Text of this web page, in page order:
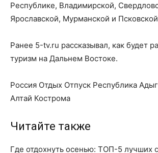
Республике, Владимирской,
Ярославской, Мурманской и
Ранее 5-tv.ru рассказывал, как будет
туризм на Дальнем Востоке.
Россия Отдых Отпуск Республика
Алтай Кострома
Читайте также
Где отдохнуть осенью: ТОП-5 лучших